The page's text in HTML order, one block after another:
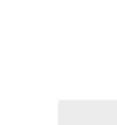
デジタル技術を活